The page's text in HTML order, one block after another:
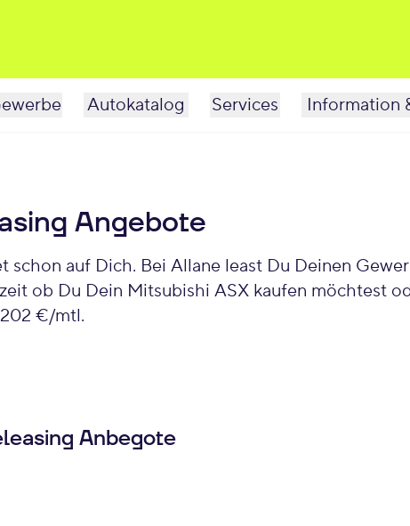
Autokatalog Services Information
Angebote
ob Du Dein Mitsubishi ASX kaufen möchtest
€/mtl.
Anbegote